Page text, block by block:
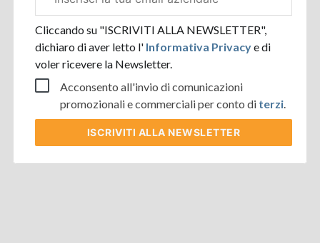
aziendale
Cliccando su "ISCRIVITI ALLA NEWSLETTER",
dichiaro di aver letto l' Informativa Privacye di
voler ricevere la Newsletter.
Acconsento all'invio di comunicazioni
promozionali e commerciali per conto di terzi.
ISCRIVITI ALLA NEWSLETTER